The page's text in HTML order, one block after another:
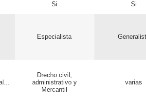
Si
Especialista
Drecho civil,
administrativo y
Mercantil
Si
varias